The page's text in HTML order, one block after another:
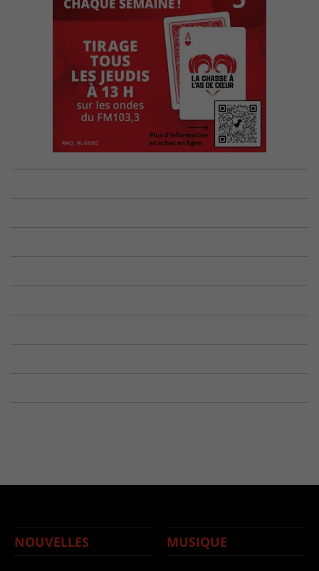
NOUVELLES MUSIQUE